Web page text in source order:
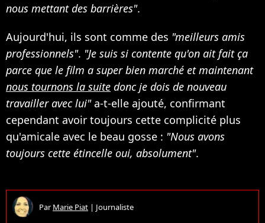
nous mettant des barrières".
Aujourd'hui, ils sont comme des "meilleurs amis
professionnels". "Je suis si contente qu'on ait fait ça
parce que le film a super bien marché et maintenant
nous tournons la suite donc je dois de nouveau
travailler avec lui"a-t-elle ajouté, confirmant
cependant avoir toujours cette complicité plus
qu'amicale avec le beau gosse : "Nous avons
toujours cette étincelle oui, absolument".
ParMarie Piat | Journaliste